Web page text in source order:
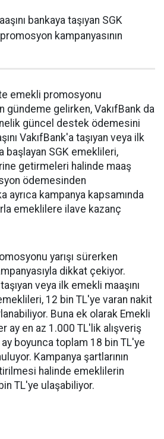
bankaya taşıyan SGK
kampanyasının
emekli promosyonu
gündeme gelirken, VakıfBank da
güncel destek ödemesini
VakıfBank'a taşıyan veya ilk
başlayan SGK emeklileri,
getirmeleri halinde maaş
ödemesinden
ayrıca kampanya kapsamında
emeklilere ilave kazanç
yarışı sürerken
dikkat çekiyor.
veya ilk emekli maaşını
12 bin TL'ye varan nakit
Buna ek olarak Emekli
ay en az 1.000 TL'lik alışveriş
boyunca toplam 18 bin TL'ye
Kampanya şartlarının
halinde emeklilerin
TL'ye ulaşabiliyor.